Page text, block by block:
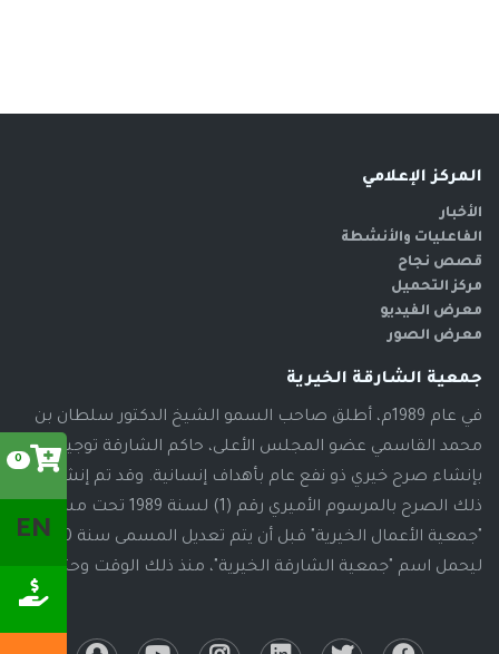
0
EN
المركز الإعلامي
الأخبار
الفاعليات والأنشطة
قصص نجاح
مركز التحميل
معرض الفيديو
معرض الصور
جمعية الشارقة الخيرية
في عام 1989م، أطلق صاحب السمو الشيخ الدكتور سلطان بن
محمد القاسمي عضو المجلس الأعلى، حاكم الشارقة توجيهاته
بإنشاء صرح خيري ذو نفع عام بأهداف إنسانية. وقد تم إنشاء
ذلك الصرح بالمرسوم الأميري رقم (1) لسنة 1989 تحت مسمى
"جمعية الأعمال الخيرية" قبل أن يتم تعديل المسمى سنة 2000م،
ليحمل اسم "جمعية الشارقة الخيرية"، منذ ذلك الوقت وحتى الآن